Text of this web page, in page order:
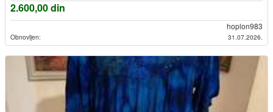
2.600,00din
hoplon983
Obnovljen: 31.07.2026.